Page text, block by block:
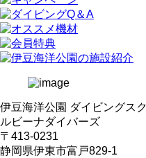
伊豆海洋公園 ダイビングス
ルビーナダイバーズ
〒413-0231
静岡県伊東市富戸829-1